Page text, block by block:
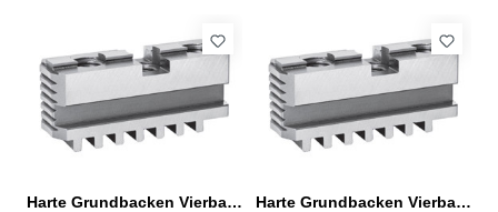
Harte Grundbacken Vierbacken-Drehfutter Ø 125 mm
Harte Grundbacken Vierbacken-Drehfutter Ø 160 mm